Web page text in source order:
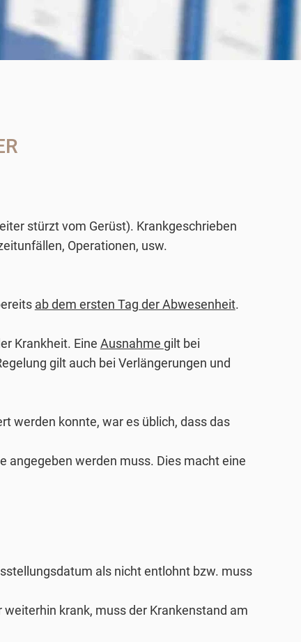
stürzt vom Gerüst). Krankgeschrieben
Operationen, usw.
ab dem ersten Tag der Abwesenheit.
Krankheit. Eine Ausnahme gilt bei
gilt auch bei Verlängerungen und
werden konnte, war es üblich, dass das
angegeben werden muss. Dies macht eine
als nicht entlohnt bzw. muss
krank, muss der Krankenstand am